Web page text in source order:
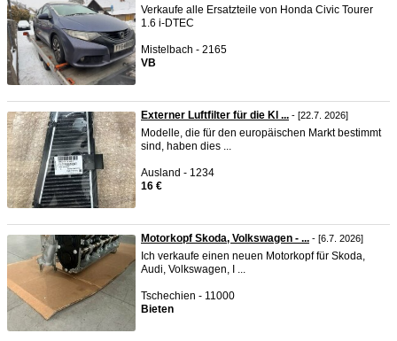
Verkaufe alle Ersatzteile von Honda Civic Tourer
1.6 i-DTEC
Mistelbach - 2165
VB
Externer Luftfilter für die Kl ... - [22.7. 2026]
Modelle, die für den europäischen Markt bestimmt
sind, haben dies ...
Ausland - 1234
16 €
Motorkopf Skoda, Volkswagen - ... - [6.7. 2026]
Ich verkaufe einen neuen Motorkopf für Skoda,
Audi, Volkswagen, I ...
Tschechien - 11000
Bieten